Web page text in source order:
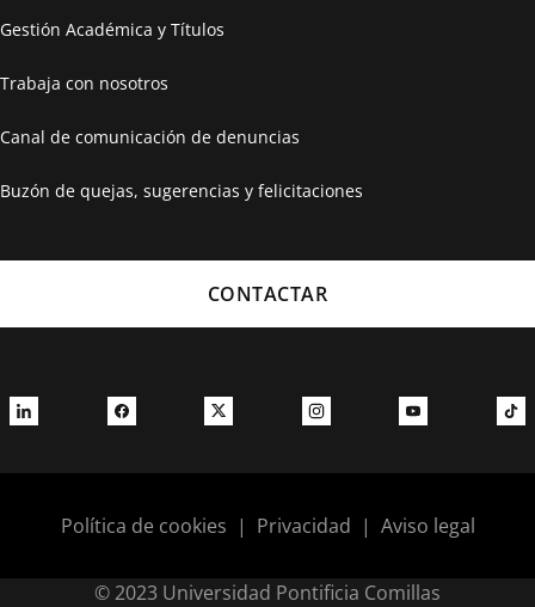
Gestión Académica y Títulos
Trabaja con nosotros
Canal de comunicación de denuncias
Buzón de quejas, sugerencias y felicitaciones
CONTACTAR
Política de cookies | Privacidad | Aviso legal
© 2023 Universidad Pontificia Comillas